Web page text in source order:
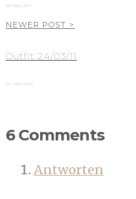
23. März 2011
NEWER POST >
Outfit 24/03/11
24. März 2011
6 Comments
Antworten